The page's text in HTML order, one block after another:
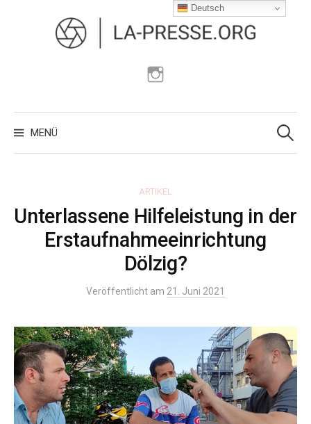
überspringen
MENÜ
Suchen
nach:
ARTIKEL
Unterlassene Hilfeleistung in der
Erstaufnahmeeinrichtung
Dölzig?
Veröffentlicht am 21. Juni 2021
Deutsch